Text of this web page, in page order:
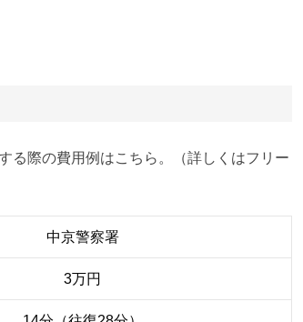
る際の費用例はこちら。（詳しくはフリー
中京警察署
3万円